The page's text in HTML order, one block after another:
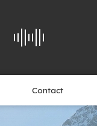
Contact